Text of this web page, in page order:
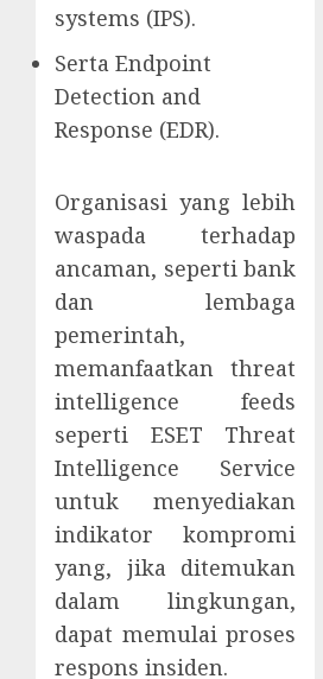
systems (IPS).
Serta Endpoint
Detection and
Response (EDR).
Organisasi yang lebih
waspada terhadap
ancaman, seperti bank
dan lembaga
pemerintah,
memanfaatkan threat
intelligence feeds
seperti ESET Threat
Intelligence Service
untuk menyediakan
indikator kompromi
yang, jika ditemukan
dalam lingkungan,
dapat memulai proses
respons insiden.